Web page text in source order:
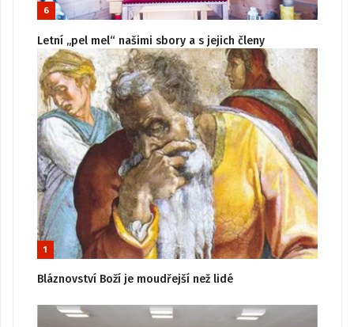
6
Letní „pel mel“ našimi sbory a s jejich členy
1
Bláznovství Boží je moudřejší než lidé